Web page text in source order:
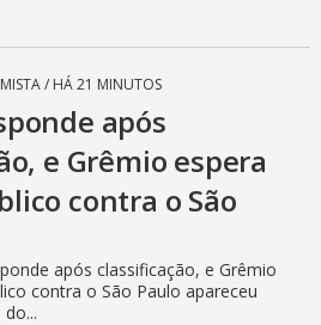
/ HÁ 21 MINUTOS
após
e Grêmio espera
contra o São
após classificação, e Grêmio
contra o São Paulo apareceu